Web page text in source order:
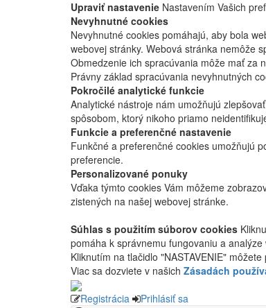
Upraviť nastavenie Nastavením Vašich
Nevyhnutné cookies
Nevyhnutné cookies pomáhajú, aby bola
webovej stránky. Webová stránka nemôže
Obmedzenie ich spracúvania môže mať za
Právny základ spracúvania nevyhnutných
Pokročilé analytické funkcie
Analytické nástroje nám umožňujú
spôsobom, ktorý nikoho priamo
Funkcie a preferenčné nastavenie
Funkčné a preferenčné cookies umožňujú
preferencie.
Personalizované ponuky
Vďaka týmto cookies Vám môžeme
zistených na našej webovej stránke.
Súhlas s použitím súborov cookies
pomáha k správnemu fungovaniu a
Kliknutím na tlačidlo "NASTAVENIE"
Viac sa dozviete v našich Zásadách
Registrácia Prihlásiť sa